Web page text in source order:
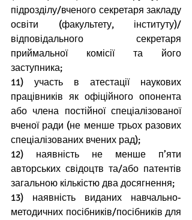
підрозділу/вченого секретаря закладу
освіти (факультету, інституту)/
відповідального секретаря
приймальної комісії та його
заступника;
11) участь в атестації наукових
працівників як офіційного опонента
або члена постійної спеціалізованої
вченої ради (не менше трьох разових
спеціалізованих вчених рад);
12) наявність не менше п’яти
авторських свідоцтв та/або патентів
загальною кількістю два досягнення;
13) наявність виданих навчально-
методичних посібників/посібників для